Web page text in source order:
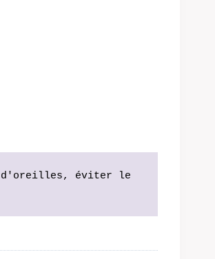
d'oreilles, éviter le